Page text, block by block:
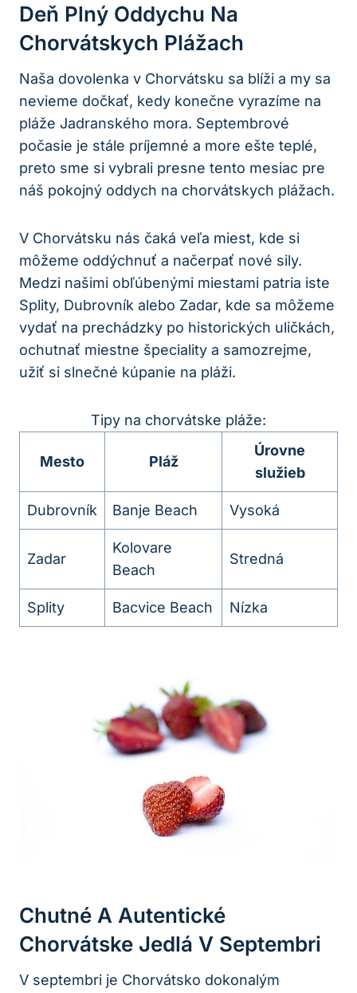
Deň Plný Oddychu Na
Chorvátskych Plážach
Naša dovolenka v Chorvátsku sa blíži a my sa
nevieme dočkať, kedy konečne vyrazíme na
pláže Jadranského mora. Septembrové
počasie je stále príjemné a more ešte teplé,
preto sme si vybrali presne tento mesiac pre
náš pokojný oddych na chorvátskych plážach.
V Chorvátsku nás čaká veľa miest, kde si
môžeme oddýchnuť a načerpať nové sily.
Medzi našimi obľúbenými miestami patria iste
Splity, Dubrovník alebo Zadar, kde sa môžeme
vydať na prechádzky po historických uličkách,
ochutnať miestne špeciality a samozrejme,
užiť si slnečné kúpanie na pláži.
Tipy na chorvátske pláže:
Mesto Pláž
Úrovne
služieb
Dubrovník Banje Beach Vysoká
Zadar
Kolovare
Beach
Stredná
Splity Bacvice Beach Nízka
Chutné A Autentické
Chorvátske Jedlá V Septembri
V septembri je Chorvátsko dokonalým